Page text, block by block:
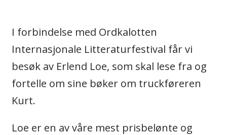
I forbindelse med Ordkalotten
Internasjonale Litteraturfestival får vi
besøk av Erlend Loe, som skal lese fra og
fortelle om sine bøker om truckføreren
Kurt.
Loe er en av våre mest prisbelønte og